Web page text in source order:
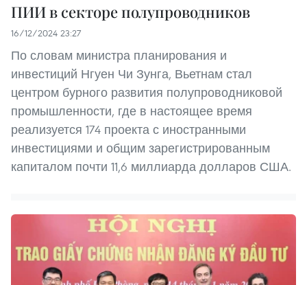
ПИИ в секторе полупроводников
16/12/2024 23:27
По словам министра планирования и
инвестиций Нгуен Чи Зунга, Вьетнам стал
центром бурного развития полупроводниковой
промышленности, где в настоящее время
реализуется 174 проекта с иностранными
инвестициями и общим зарегистрированным
капиталом почти 11,6 миллиарда долларов США.